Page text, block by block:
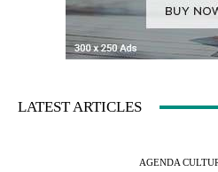
LATEST ARTICLES
AGENDA